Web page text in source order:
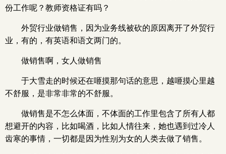
份工作呢？教师资格证有吗？
外贸行业做销售，因为业务线被砍的原因离开了外贸行
业，有的，有英语和语文两门的。
做销售啊，女人做销售
于大雪走的时候还在咂摸那句话的意思，越咂摸心里越
不舒服，是非常非常的不舒服。
做销售是不怎么体面，不体面的工作里包含了所有人都
想避开的内容，比如喝酒，比如人情往来，她也遇到过冷人
齿寒的事情，一切都是因为性别为女的人类去做了销售。